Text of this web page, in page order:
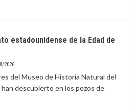
estadounidense de la Edad de
2026
del Museo de Historia Natural del
descubierto en los pozos de